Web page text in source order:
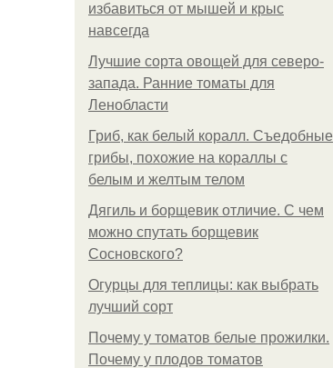
избавиться от мышей и крыс
навсегда
Лучшие сорта овощей для северо-
запада. Ранние томаты для
Ленобласти
Гриб, как белый коралл. Съедобные
грибы, похожие на кораллы с
белым и желтым телом
Дягиль и борщевик отличие. С чем
можно спутать борщевик
Сосновского?
Огурцы для теплицы: как выбрать
лучший сорт
Почему у томатов белые прожилки.
Почему у плодов томатов